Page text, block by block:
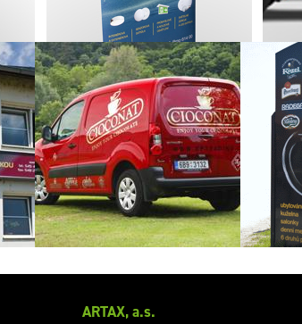
Polep firemního automobilu
ARTAX, a.s.